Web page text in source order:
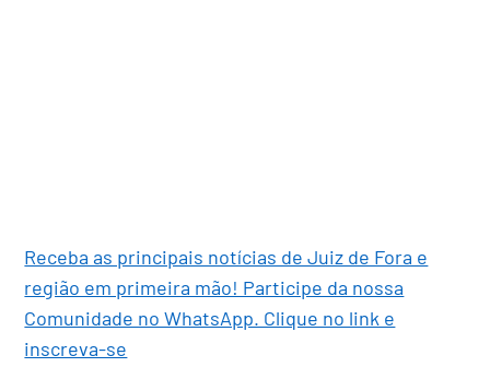
Receba as principais notícias de Juiz de Fora e
região em primeira mão! Participe da nossa
Comunidade no WhatsApp. Clique no link e
inscreva-se